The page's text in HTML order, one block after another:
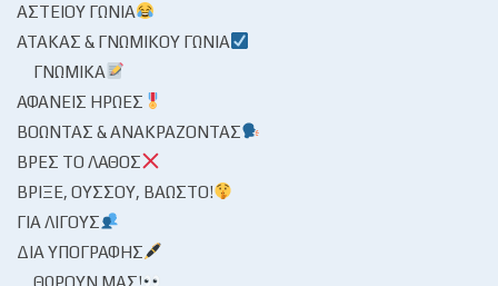
ΑΣΤΕΊΟΥ ΓΩΝΊΑ
ΑΤΆΚΑΣ & ΓΝΩΜΙΚΟΎ ΓΩΝΊΑ
ΓΝΩΜΙΚΆ
ΑΦΑΝΕΊΣ ΉΡΩΕΣ
ΒΟΏΝΤΑΣ & ΑΝΑΚΡΆΖΟΝΤΑΣ
ΒΡΕΣ ΤΟ ΛΆΘΟΣ
ΒΡΊΞΕ, ΟΎΣΣΟΥ, ΒΆΩΣΤΟ!
ΓΙΑ ΛΊΓΟΥΣ
ΔΙΑ ΥΠΟΓΡΑΦΉΣ
ΘΩΡΟΎΝ ΜΑΣ!